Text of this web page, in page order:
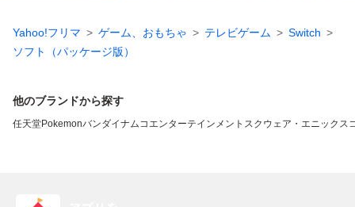
Yahoo!フリマ ゲーム、おもちゃ テレビゲーム
Switch
ソフト（パッケージ版）
他のブランドから探す
任天堂Pokemonバンダイナムコエンターテインメント スクウェア・エニックス